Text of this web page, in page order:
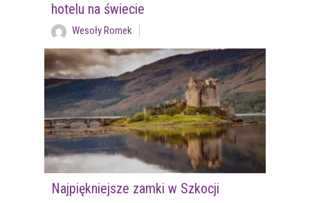
hotelu na świecie
Wesoły Romek
Najpiękniejsze zamki w Szkocji